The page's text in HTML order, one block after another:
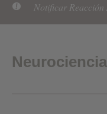
Notificar Reacción